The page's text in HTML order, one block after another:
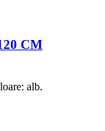
CM
alb.